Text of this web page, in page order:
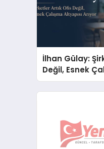
İlhan Gülay:
Değil, Esnek
Arıyor